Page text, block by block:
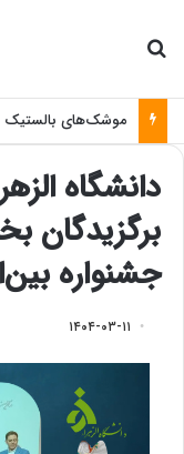
دانشگاه
برگزیدگان
جشنواره
۱۴۰۴-۰۳-۱۱